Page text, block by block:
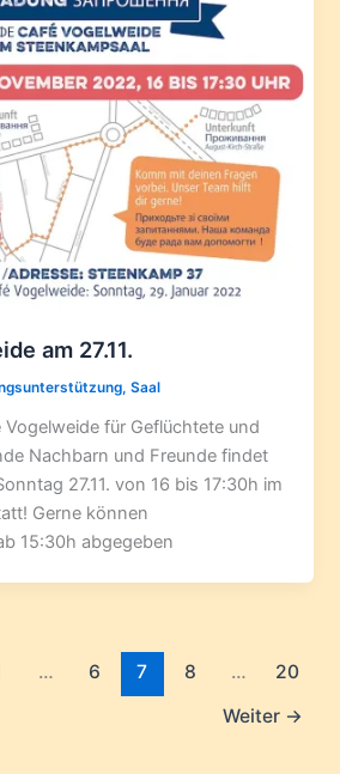
am 27.11.
,Saal
für Geflüchtete und
Nachbarn und Freunde findet
27.11. von 16 bis 17:30h im
Gerne können
15:30h abgegeben
… 6 7 8 …
20
Weiter →